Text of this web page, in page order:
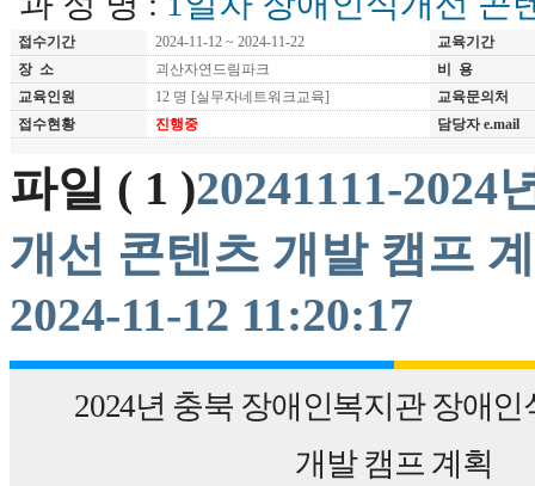
접수기간 2024-11-12 ~ 2024-11-22
교육기간
장 소
괴산자연드림파크
비 용
교육인원
12 명 [실무자네트워크교육]
교육문의처
접수현황
진행중 담당자 e.mail
파일 ( 1 )20241111-
개선 콘텐츠 개발 캠프
2024-11-12 11:20:17
2024년 충북 장애인복지관 장애
개발 캠프 계획